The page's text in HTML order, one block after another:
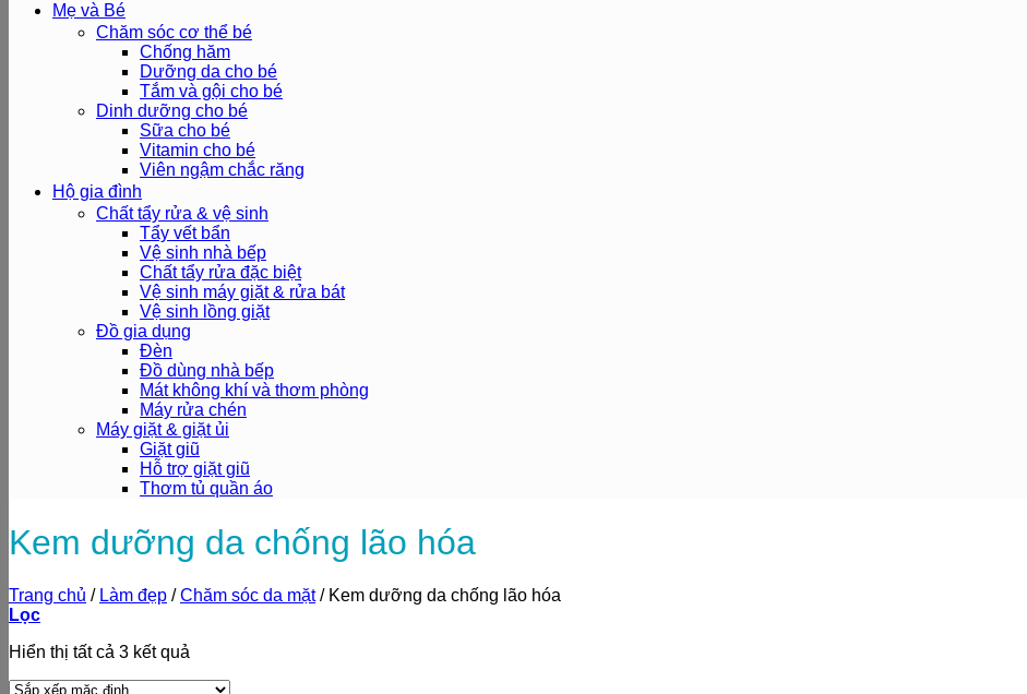
Mẹ và Bé
Chăm sóc cơ thể bé
Chống hăm
Dưỡng da cho bé
Tắm và gội cho bé
Dinh dưỡng cho bé
Sữa cho bé
Vitamin cho bé
Viên ngậm chắc răng
Hộ gia đình
Chất tẩy rửa & vệ sinh
Tẩy vết bẩn
Vệ sinh nhà bếp
Chất tẩy rửa đặc biệt
Vệ sinh máy giặt & rửa bát
Vệ sinh lồng giặt
Đồ gia dụng
Đèn
Đồ dùng nhà bếp
Mát không khí và thơm phòng
Máy rửa chén
Máy giặt & giặt ủi
Giặt giũ
Hỗ trợ giặt giũ
Thơm tủ quần áo
Kem dưỡng da chống lão hóa
Trang chủ / Làm đẹp / Chăm sóc da mặt /Kem dưỡng da chống lão hóa
Lọc
Hiển thị tất cả 3 kết quả